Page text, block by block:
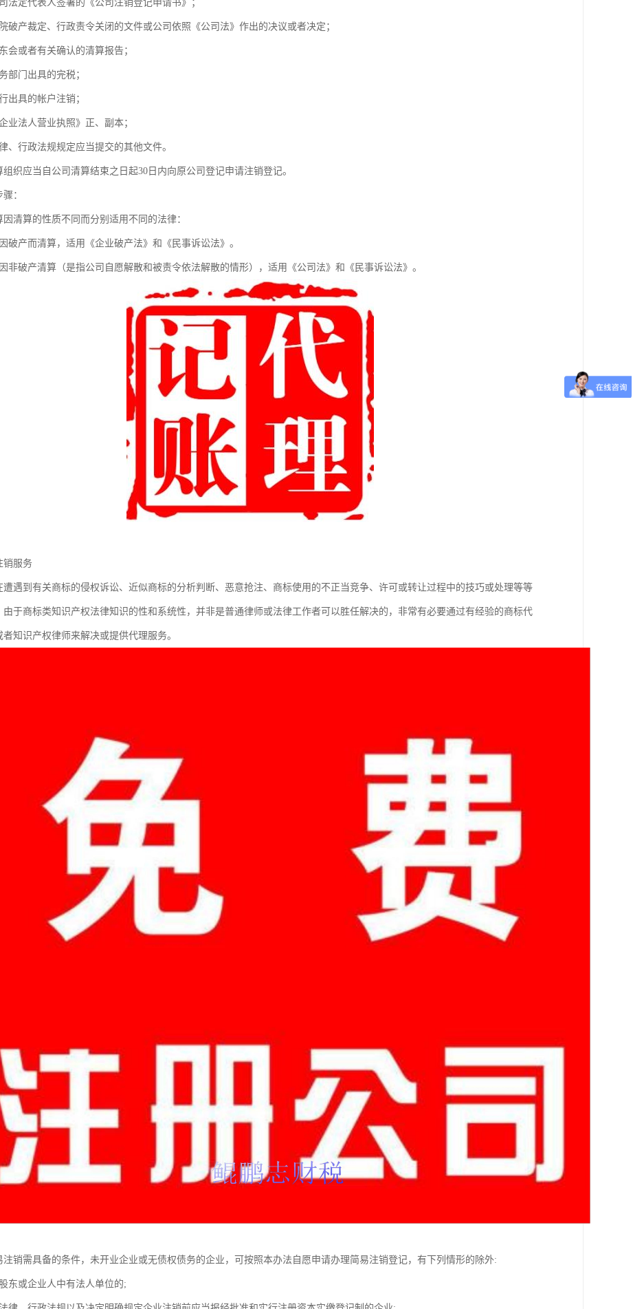
司法定代表人签署的《公司注销登记申请书》；
院破产裁定、行政责令关闭的文件或公司依照《公司法》作出的决议或者决定；
会或者有关确认的清算报告；
部门出具的完税；
出具的帐户注销；
业法人营业执照》正、副本；
律、行政法规规定应当提交的其他文件。
组织应当自公司清算结束之日起30日内向原公司登记申请注销登记。
：
因清算的性质不同而分别适用不同的法律：
破产而清算，适用《企业破产法》和《民事诉讼法》。
非破产清算（是指公司自愿解散和被责令依法解散的情形），适用《公司法》和《民事诉讼法》。
销服务
遭遇到有关商标的侵权诉讼、近似商标的分析判断、恶意抢注、商标使用的不正当竞争、许可或转让过程中的技巧或处理等等
由于商标类知识产权法律知识的性和系统性，并非是普通律师或法律工作者可以胜任解决的，非常有必要通过有经验的商标代
者知识产权律师来解决或提供代理服务。
注销需具备的条件，未开业企业或无债权债务的企业，可按照本办法自愿申请办理简易注销登记，有下列情形的除外:
东或企业人中有法人单位的;